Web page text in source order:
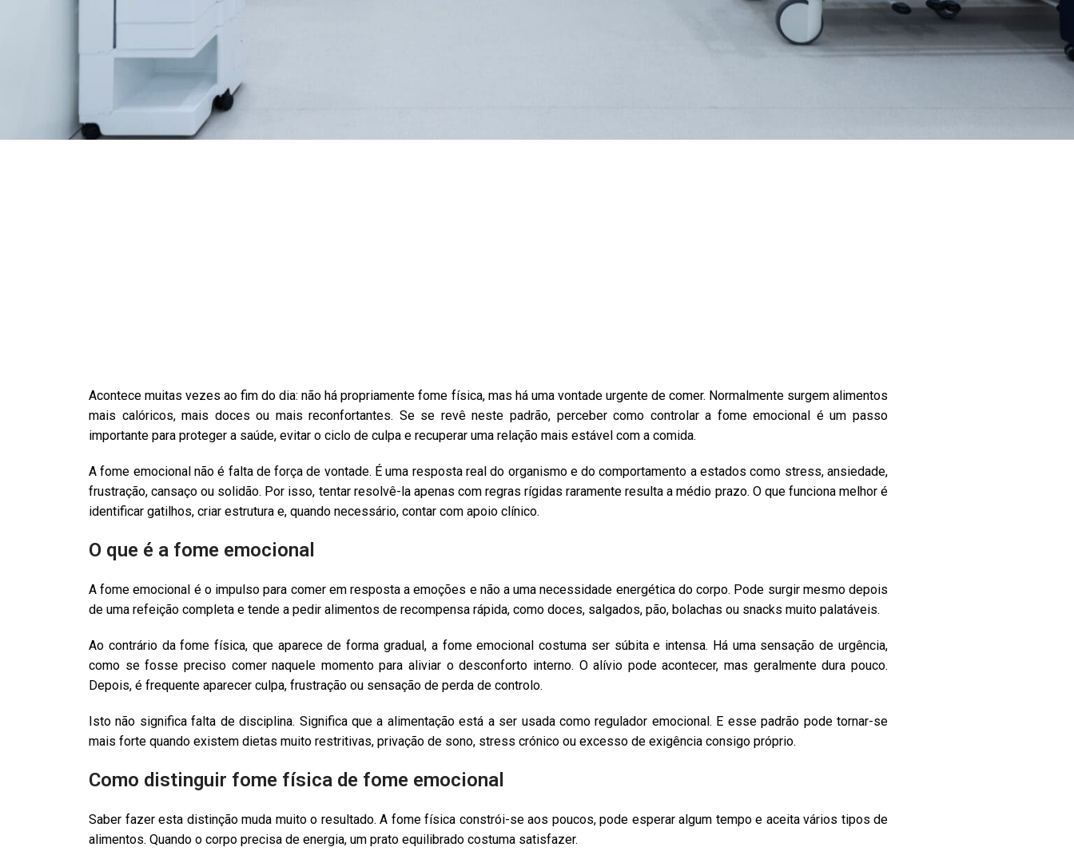
Acontece muitas vezes ao fim do dia: não há propriamente fome física, mas há uma vontade urgente de comer. Normalmente surgem alimentos
mais calóricos, mais doces ou mais reconfortantes. Se se revê neste padrão, perceber como controlar a fome emocional é um passo
importante para proteger a saúde, evitar o ciclo de culpa e recuperar uma relação mais estável com a comida.
A fome emocional não é falta de força de vontade. É uma resposta real do organismo e do comportamento a estados como stress, ansiedade,
frustração, cansaço ou solidão. Por isso, tentar resolvê-la apenas com regras rígidas raramente resulta a médio prazo. O que funciona melhor é
identificar gatilhos, criar estrutura e, quando necessário, contar com apoio clínico.
O que é a fome emocional
A fome emocional é o impulso para comer em resposta a emoções e não a uma necessidade energética do corpo. Pode surgir mesmo depois
de uma refeição completa e tende a pedir alimentos de recompensa rápida, como doces, salgados, pão, bolachas ou snacks muito palatáveis.
Ao contrário da fome física, que aparece de forma gradual, a fome emocional costuma ser súbita e intensa. Há uma sensação de urgência,
como se fosse preciso comer naquele momento para aliviar o desconforto interno. O alívio pode acontecer, mas geralmente dura pouco.
Depois, é frequente aparecer culpa, frustração ou sensação de perda de controlo.
Isto não significa falta de disciplina. Significa que a alimentação está a ser usada como regulador emocional. E esse padrão pode tornar-se
mais forte quando existem dietas muito restritivas, privação de sono, stress crónico ou excesso de exigência consigo próprio.
Como distinguir fome física de fome emocional
Saber fazer esta distinção muda muito o resultado. A fome física constrói-se aos poucos, pode esperar algum tempo e aceita vários tipos de
alimentos. Quando o corpo precisa de energia, um prato equilibrado costuma satisfazer.